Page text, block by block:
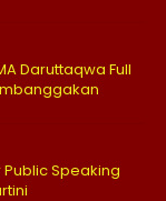
Daruttaqwa Full
Public Speaking